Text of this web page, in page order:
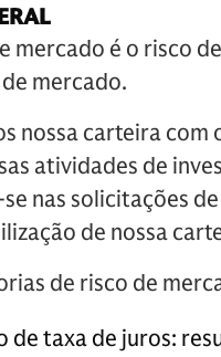
mercado é o risco
mercado.
nossa carteira
atividades de
nas solicitações
de nossa
de risco de
de taxa de juros: